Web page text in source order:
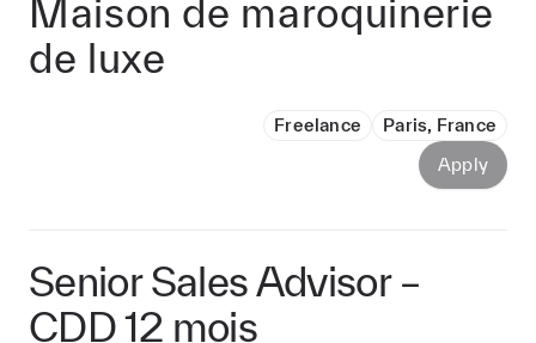
Maison de maroquinerie
de luxe
Freelance
Paris, France
Apply
Senior Sales Advisor –
CDD 12 mois